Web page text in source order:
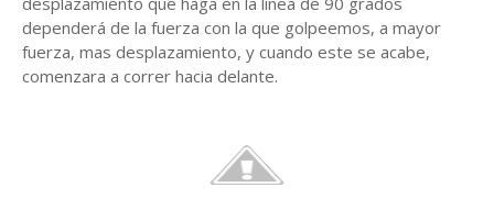
dependerá de la fuerza con la que golpeemos, a mayor
fuerza, mas desplazamiento, y cuando este se acabe,
comenzara a correr hacia delante.